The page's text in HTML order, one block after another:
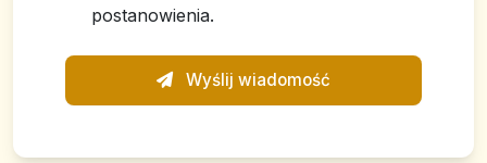
postanowienia.
Wyślij wiadomość